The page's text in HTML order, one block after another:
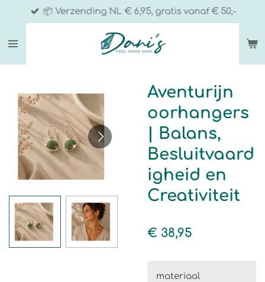
direct
naar
📦 Verzending NL € 6,95, gratis vanaf € 50,-
Aventurijn
oorhangers
| Balans,
Besluitvaard
igheid en
Creativiteit
€ 38,95
materiaal